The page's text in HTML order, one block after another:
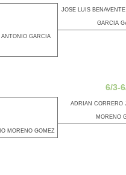
JOSE LUIS
GARCIA
GARCIA
6/3-
ADRIAN CORRERO
MORENO
MORENO GOMEZ